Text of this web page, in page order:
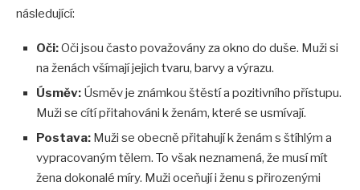
následující:
Oči:Oči jsou často považovány za okno do duše. Muži si
na ženách všímají jejich tvaru, barvy a výrazu.
Úsměv: Úsměv je známkou štěstí a pozitivního přístupu.
Muži se cítí přitahováni k ženám, které se usmívají.
Postava: Muži se obecně přitahují k ženám s štíhlým a
vypracovaným tělem. To však neznamená, že musí mít
žena dokonalé míry. Muži oceňují i ženu s přirozenými